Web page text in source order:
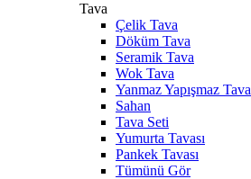
Tava
Çelik Tava
Döküm Tava
Seramik Tava
Wok Tava
Yanmaz Yapışmaz Tava
Sahan
Tava Seti
Yumurta Tavası
Pankek Tavası
Tümünü Gör